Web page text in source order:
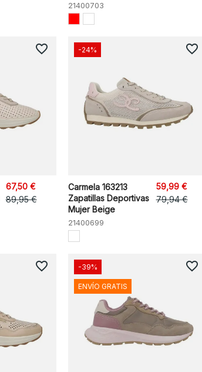
21400703
67,50 €
89,95 €
favorite_border
Carmela 163213
Zapatillas Deportivas
Mujer Beige
21400699
59,99 €
79,94 €
-24% favorite_border
favorite_border -39%
ENVÍO GRATIS
favorite_border